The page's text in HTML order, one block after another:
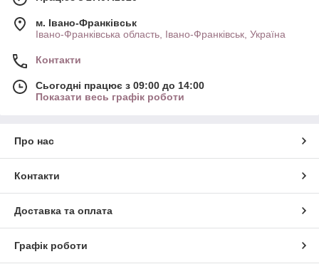
м. Івано-Франківськ
Івано-Франківська область, Івано-Франківськ, Україна
Контакти
Сьогодні працює з 09:00 до 14:00
Показати весь графік роботи
Про нас
Контакти
Доставка та оплата
Графік роботи